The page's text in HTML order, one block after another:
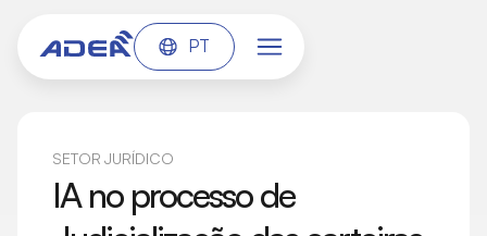
PT
SETOR JURÍDICO
IA no processo de